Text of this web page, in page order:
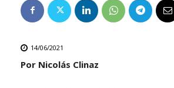
14/06/2021
Por Nicolás Clinaz